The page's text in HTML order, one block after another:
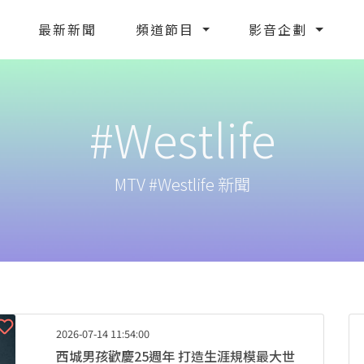
最新新聞 頻道節目 影音企劃
#Westlife
MTV #Westlife 新聞
2026-07-14 11:54:00
西城男孩歡慶25週年 打造生涯規模最大世